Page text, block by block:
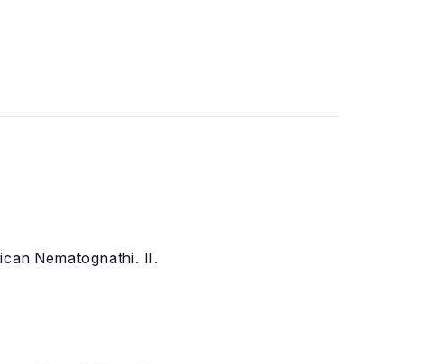
Nematognathi. II.